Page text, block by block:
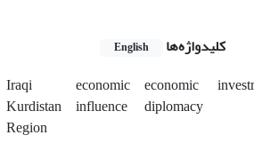
کلیدواژه‌ها English
Iraqi
Kurdistan
Region
economic
influence
economic
diplomacy